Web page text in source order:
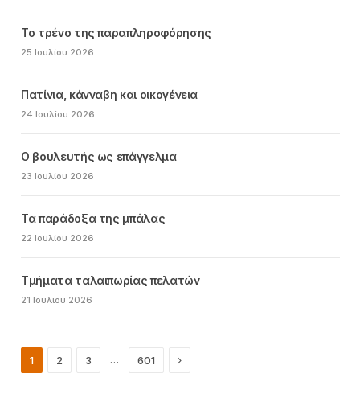
Το τρένο της παραπληροφόρησης
25 Ιουλίου 2026
Πατίνια, κάνναβη και οικογένεια
24 Ιουλίου 2026
Ο βουλευτής ως επάγγελμα
23 Ιουλίου 2026
Τα παράδοξα της μπάλας
22 Ιουλίου 2026
Τμήματα ταλαιπωρίας πελατών
21 Ιουλίου 2026
1 2 3 … 601 Next